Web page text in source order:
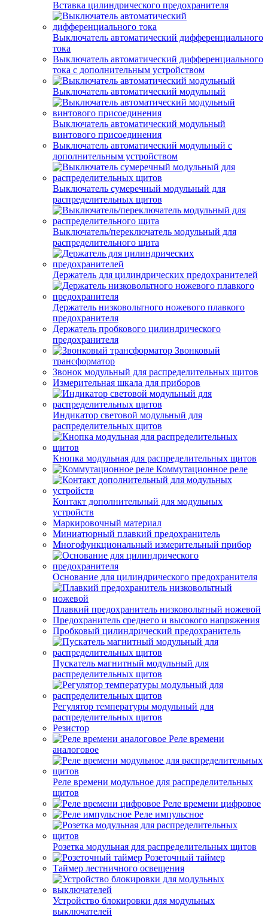
Вставка цилиндрического предохранителя
Выключатель автоматический дифференциального
тока
Выключатель автоматический дифференциального
тока с дополнительным устройством
Выключатель автоматический модульный
Выключатель автоматический модульный
винтового присоединения
Выключатель автоматический модульный с
дополнительным устройством
Выключатель сумеречный модульный для
распределительных щитов
Выключатель/переключатель модульный для
распределительного щита
Держатель для цилиндрических предохранителей
Держатель низковольтного ножевого плавкого
предохранителя
Держатель пробкового цилиндрического
предохранителя
Звонковый
трансформатор
Звонок модульный для распределительных щитов
Измерительная шкала для приборов
Индикатор световой модульный для
распределительных щитов
Кнопка модульная для распределительных щитов
Коммутационное реле
Контакт дополнительный для модульных
устройств
Маркировочный материал
Миниатюрный плавкий предохранитель
Многофункциональный измерительный прибор
Основание для цилиндрического предохранителя
Плавкий предохранитель низковольтный ножевой
Предохранитель среднего и высокого напряжения
Пробковый цилиндрический предохранитель
Пускатель магнитный модульный для
распределительных щитов
Регулятор температуры модульный для
распределительных щитов
Резистор
Реле времени
аналоговое
Реле времени модульное для распределительных
щитов
Реле времени цифровое
Реле импульсное
Розетка модульная для распределительных щитов
Розеточный таймер
Таймер лестничного освещения
Устройство блокировки для модульных
выключателей